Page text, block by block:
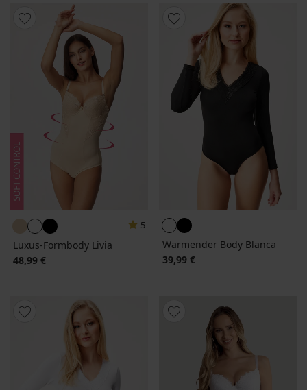
5
Luxus-Formbody Livia
48,99 €
Wärmender Body Blanca
39,99 €